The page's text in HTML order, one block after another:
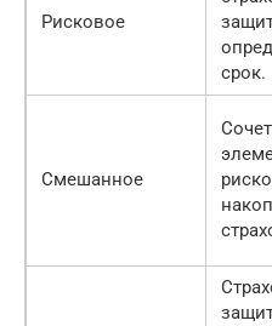
Рисковое
срок.
Смешанное